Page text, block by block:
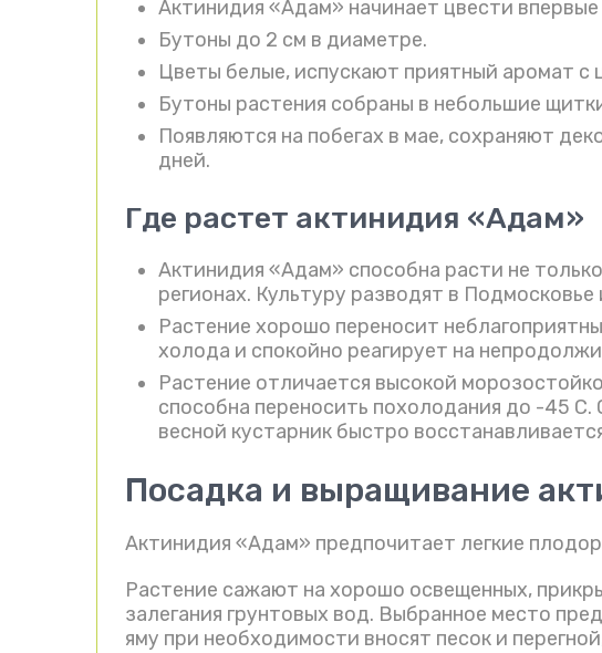
Актинидия «Адам» начинает цвести
Бутоны до 2 см в диаметре.
Цветы белые, испускают приятный аромат с
Бутоны растения собраны в небольшие
Появляются на побегах в мае, сохраняют
дней.
Где растет актинидия «Адам»
Актинидия «Адам» способна расти не
регионах. Культуру разводят в
Растение хорошо переносит
холода и спокойно реагирует на
Растение отличается высокой
способна переносить похолодания до -45
весной кустарник быстро
Посадка и выращивание
Актинидия «Адам» предпочитает легкие
Растение сажают на хорошо освещенных,
залегания грунтовых вод. Выбранное место
яму при необходимости вносят песок и